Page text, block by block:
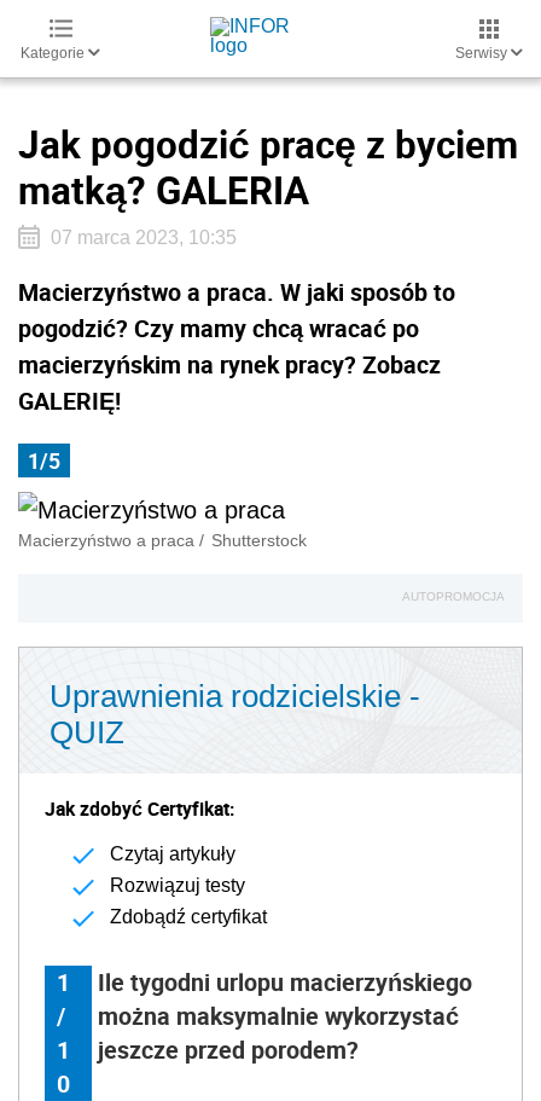
Kategorie Serwisy
Jak pogodzić pracę z byciem
matką? GALERIA
07 marca 2023, 10:35
Macierzyństwo a praca. W jaki sposób to
pogodzić? Czy mamy chcą wracać po
macierzyńskim na rynek pracy? Zobacz
GALERIĘ!
1/5
Macierzyństwo a praca / Shutterstock
AUTOPROMOCJA
Uprawnienia rodzicielskie -
QUIZ
Jak zdobyć Certyfikat:
Czytaj artykuły
Rozwiązuj testy
Zdobądź certyfikat
1
/
1
0
Ile tygodni urlopu macierzyńskiego
można maksymalnie wykorzystać
jeszcze przed porodem?